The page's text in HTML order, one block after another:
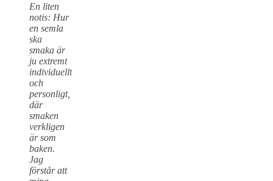
En liten
notis: Hur
en semla
ska
smaka är
ju extremt
individuellt
och
personligt,
där
smaken
verkligen
är som
baken.
Jag
förstår att